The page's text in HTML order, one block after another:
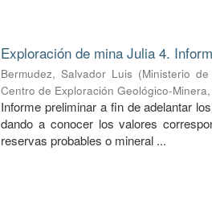
Exploración de mina Julia 4.
Bermudez, Salvador Luis (Ministerio
Centro de Exploración Geológico-Minera,
Informe preliminar a fin de adelantar
dando a conocer los valores
reservas probables o mineral ...